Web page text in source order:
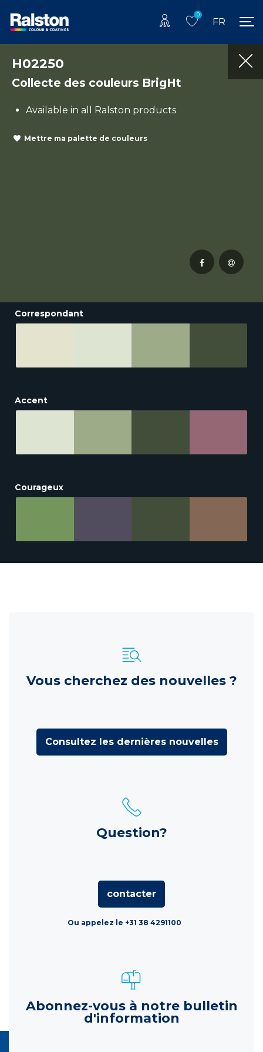
0
FR
H02250
Collecte des couleurs BrigHt
Available in all Ralston products
Mettre ma palette de couleurs
Correspondant
Accent
Courageux
Vous cherchez des nouvelles ?
Consultez les dernières nouvelles
Question?
contacter
Ou appelez le +31 38 4291100
Abonnez-vous à notre bulletin
d'information